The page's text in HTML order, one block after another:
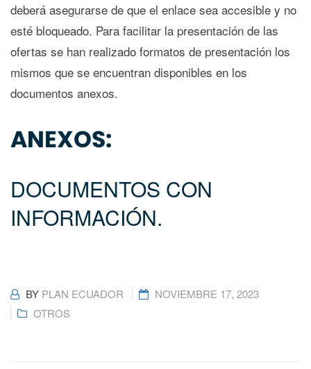
deberá asegurarse de que el enlace sea accesible y no
esté bloqueado. Para facilitar la presentación de las
ofertas se han realizado formatos de presentación los
mismos que se encuentran disponibles en los
documentos anexos.
ANEXOS:
DOCUMENTOS CON
INFORMACIÓN.
BY PLAN ECUADOR
NOVIEMBRE 17, 2023
OTROS